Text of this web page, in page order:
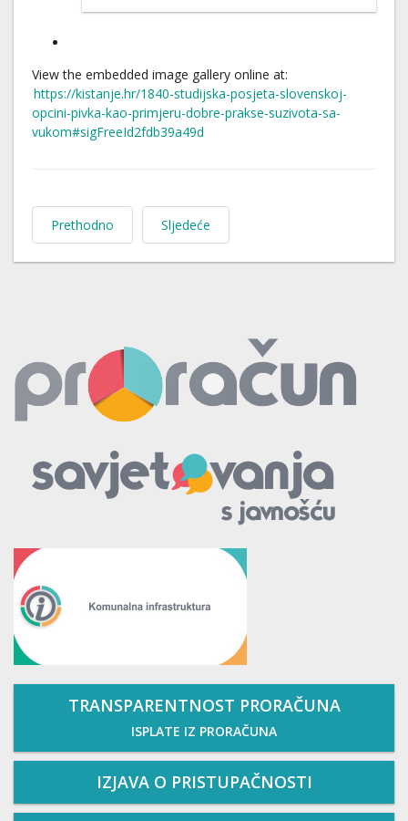
View the embedded image gallery online at:
https://kistanje.hr/1840-studijska-posjeta-slovenskoj-
opcini-pivka-kao-primjeru-dobre-prakse-suzivota-sa-
vukom#sigFreeId2fdb39a49d
Prethodno Sljedeće
TRANSPARENTNOST PRORAČUNA
ISPLATE IZ PRORAČUNA
IZJAVA O PRISTUPAČNOSTI